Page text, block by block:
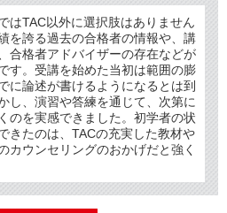
はTAC以外に選択肢はありません
を誇る過去の合格者の情報や、講
合格者アドバイザーの存在などが
す。 受講を始めた当初は範囲の膨
に論述が書けるようになるとは到
し、演習や答練を通じて、次第に
のを実感できました。初学者の状
きたのは、TACの充実した教材や
カウンセリングのおかげだと強く